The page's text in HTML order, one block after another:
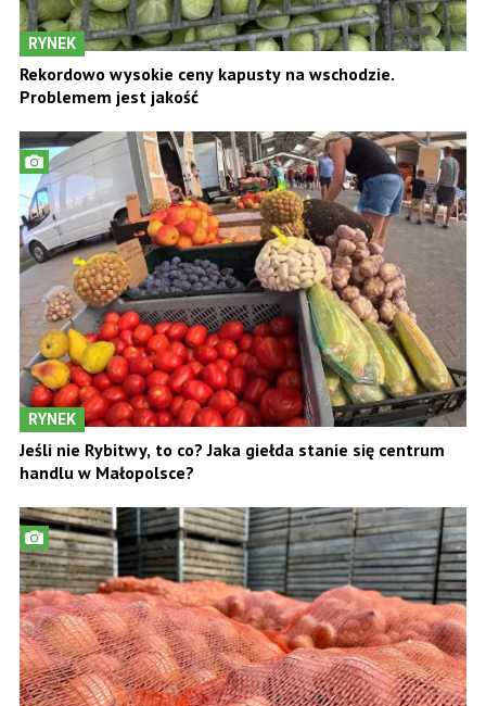
RYNEK
Rekordowo wysokie ceny kapusty na wschodzie.
Problemem jest jakość
RYNEK
Jeśli nie Rybitwy, to co? Jaka giełda stanie się centrum
handlu w Małopolsce?